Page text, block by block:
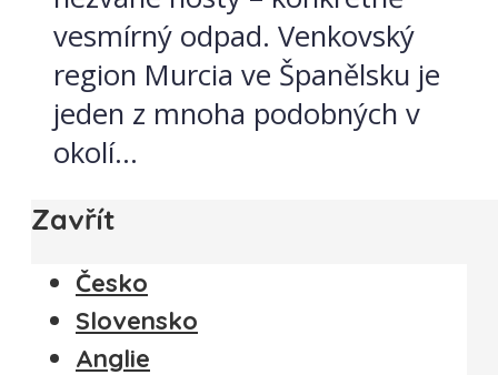
vesmírný odpad. Venkovský
region Murcia ve Španělsku je
jeden z mnoha podobných v
okolí...
Zavřít
Česko
Slovensko
Anglie